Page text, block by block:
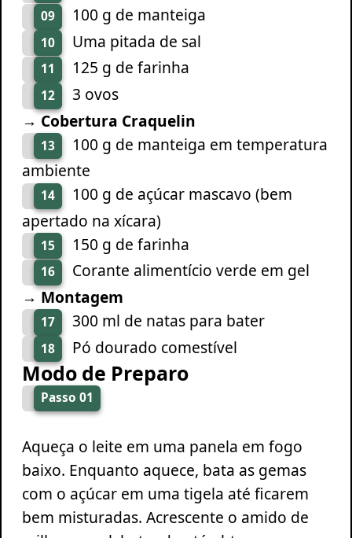
09 100 g de manteiga
10 Uma pitada de sal
11 125 g de farinha
12
3 ovos
→ Cobertura Craquelin
13
100 g de manteiga em temperatura
ambiente
14
100 g de açúcar mascavo (bem
apertado na xícara)
15 150 g de farinha
16
Corante alimentício verde em gel
→ Montagem
17 300 ml de natas para bater
18 Pó dourado comestível
Modo de Preparo
Passo 01
Aqueça o leite em uma panela em fogo
baixo. Enquanto aquece, bata as gemas
com o açúcar em uma tigela até ficarem
bem misturadas. Acrescente o amido de